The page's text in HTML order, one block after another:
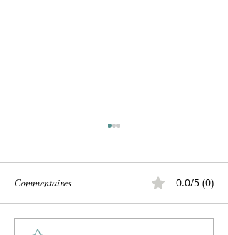
La confiture de coings
Commentaires 0.0/5 (0)